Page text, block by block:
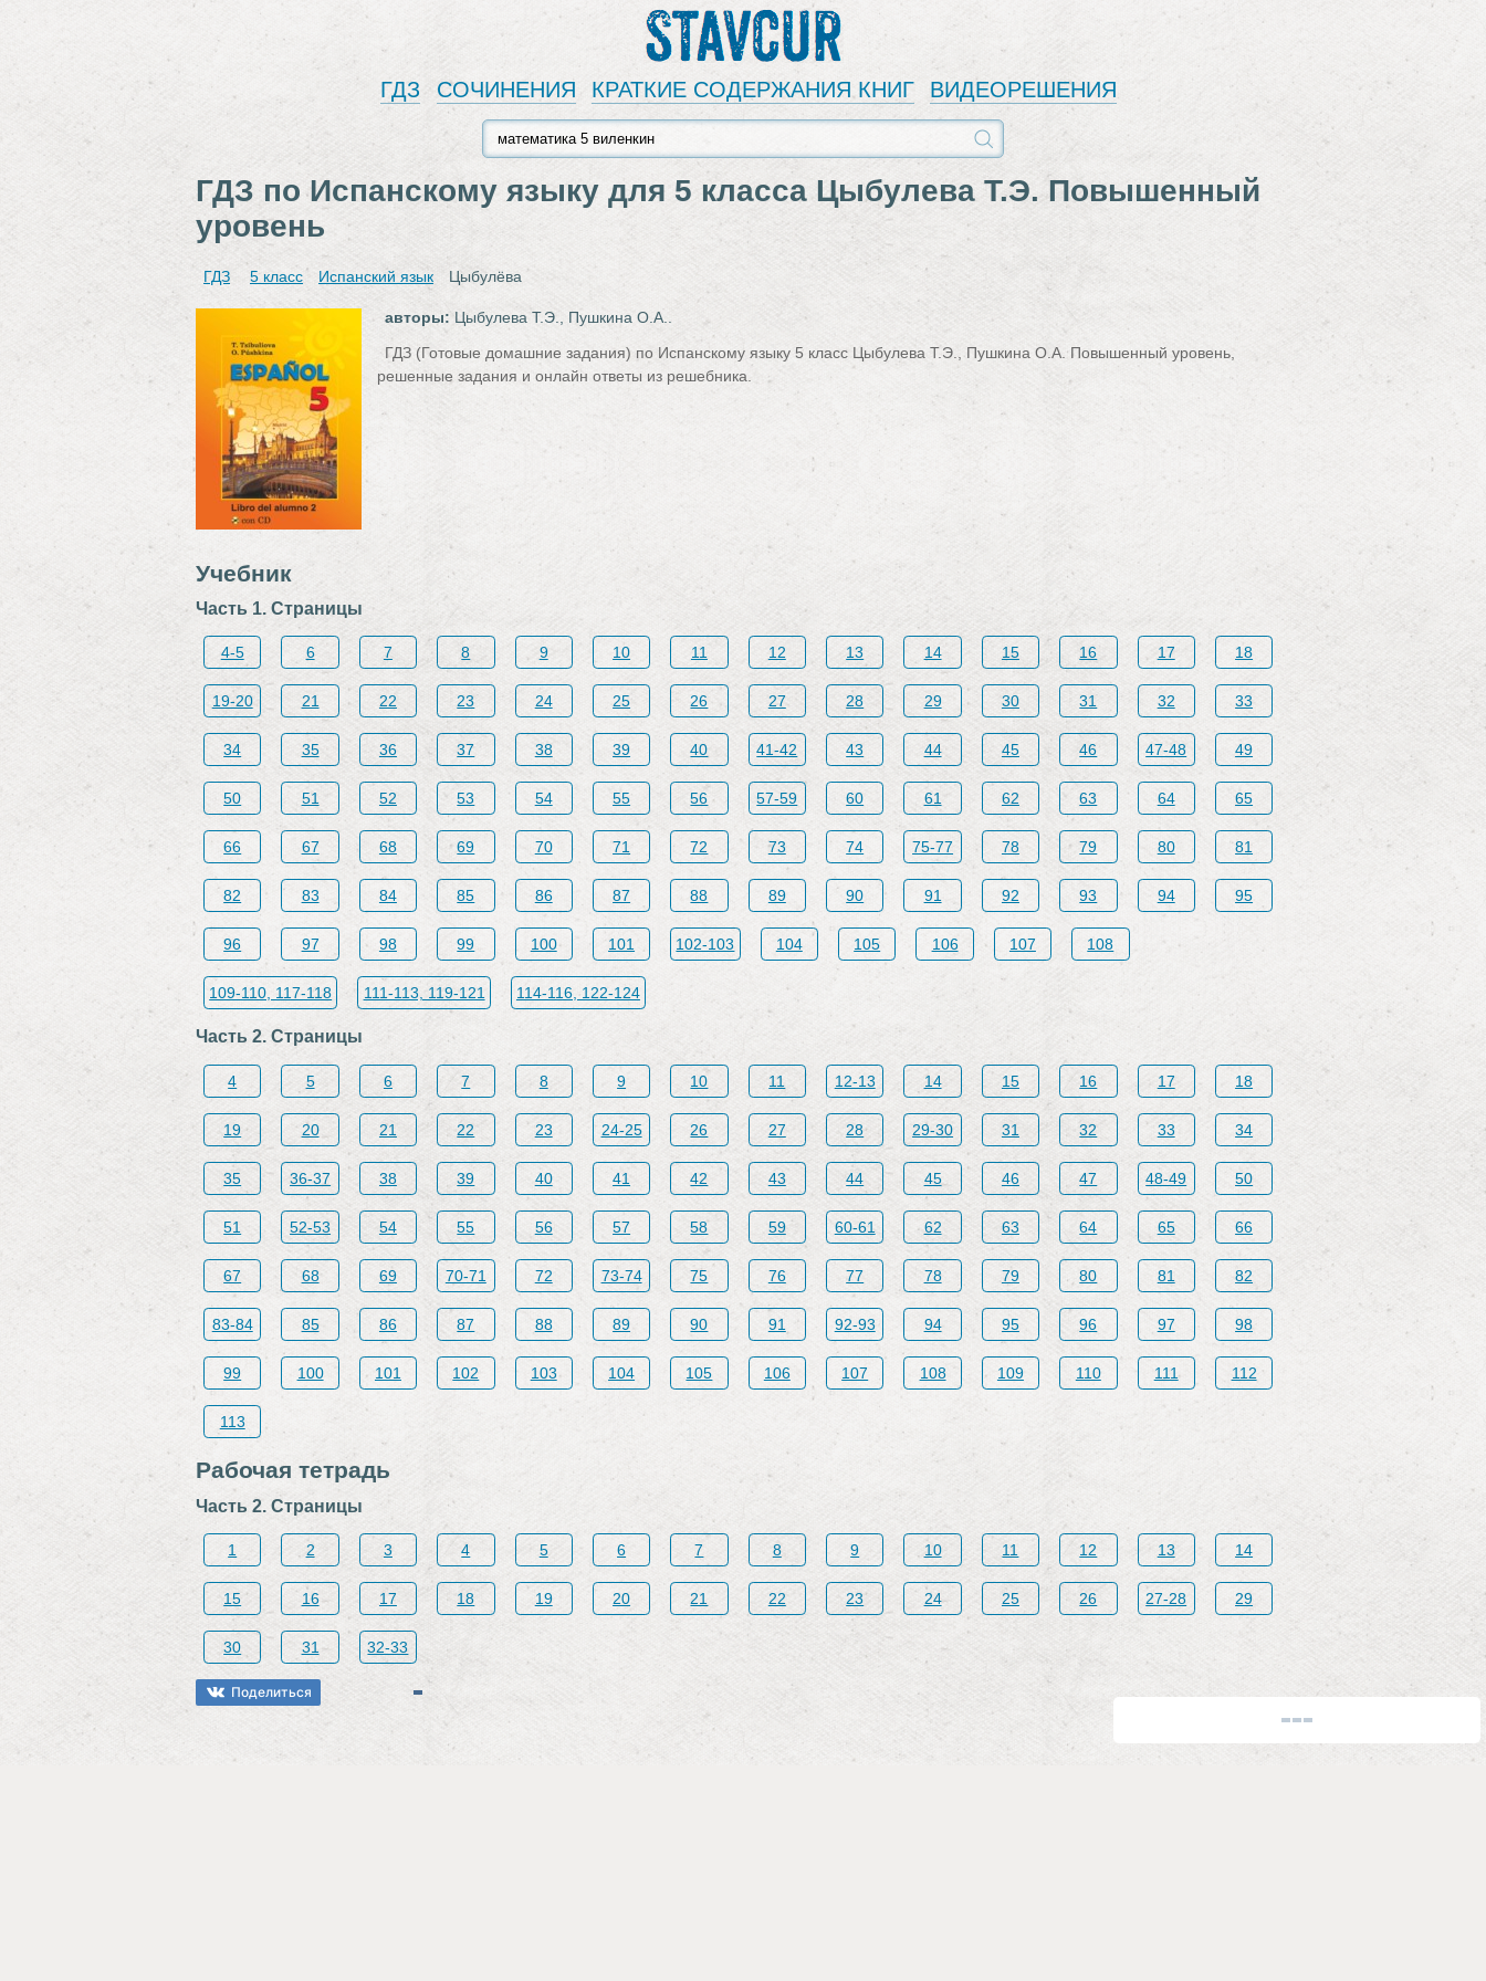
Stavcur
ГДЗ СОЧИНЕНИЯ КРАТКИЕ СОДЕРЖАНИЯ КНИГ ВИДЕОРЕШЕНИЯ
ГДЗ по Испанскому языку для 5 класса Цыбулева Т.Э. Повышенный
уровень
ГДЗ 5 класс Испанский язык Цыбулёва
авторы: Цыбулева Т.Э., Пушкина О.А..
ГДЗ (Готовые домашние задания) по Испанскому языку 5 класс Цыбулева Т.Э., Пушкина О.А. Повышенный уровень,
решенные задания и онлайн ответы из решебника.
Учебник
Часть 1. Страницы
4-5 6 7 8 9 10 11 12 13 14 15 16 17 18
19-20 21 22 23 24 25 26 27 28 29 30 31 32 33
34 35 36 37 38 39 40 41-42 43 44 45 46 47-48 49
50 51 52 53 54 55 56 57-59 60 61 62 63 64 65
66 67 68 69 70 71 72 73 74 75-77 78 79 80 81
82 83 84 85 86 87 88 89 90 91 92 93 94 95
96 97 98 99 100 101 102-103 104 105 106 107 108
109-110, 117-118 111-113, 119-121 114-116, 122-124
Часть 2. Страницы
4 5 6 7 8 9 10 11 12-13 14 15 16 17 18
19 20 21 22 23 24-25 26 27 28 29-30 31 32 33 34
35 36-37 38 39 40 41 42 43 44 45 46 47 48-49 50
51 52-53 54 55 56 57 58 59 60-61 62 63 64 65 66
67 68 69 70-71 72 73-74 75 76 77 78 79 80 81 82
83-84 85 86 87 88 89 90 91 92-93 94 95 96 97 98
99 100 101 102 103 104 105 106 107 108 109 110 111 112
113
Рабочая тетрадь
Часть 2. Страницы
1 2 3 4 5 6 7 8 9 10 11 12 13 14
15 16 17 18 19 20 21 22 23 24 25 26 27-28 29
30 31 32-33
Поделиться